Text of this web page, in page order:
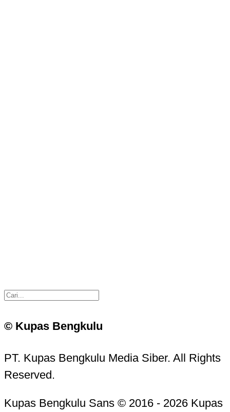
© Kupas Bengkulu
PT. Kupas Bengkulu Media Siber. All Rights
Reserved.
Kupas Bengkulu Sans © 2016 - 2026 Kupas